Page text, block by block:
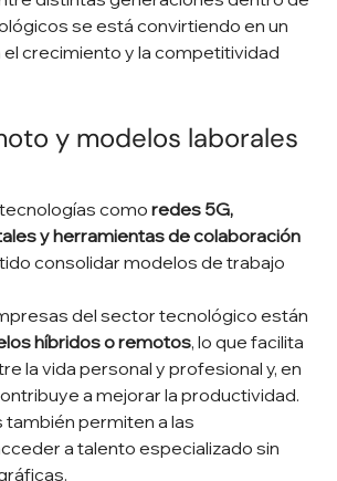
se está convirtiendo en un
crecimiento y la competitividad
y modelos laborales
como redes 5G,
y herramientas de colaboración
consolidar modelos de trabajo
del sector tecnológico están
híbridos o remotos, lo que facilita
la vida personal y profesional y, en
a mejorar la productividad.
permiten a las
a talento especializado sin